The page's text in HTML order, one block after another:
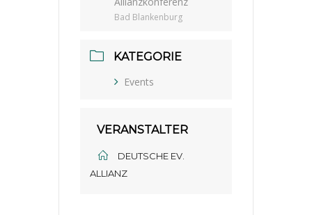
Bad Blankenburg
KATEGORIE
Events
VERANSTALTER
DEUTSCHE EV.
ALLIANZ